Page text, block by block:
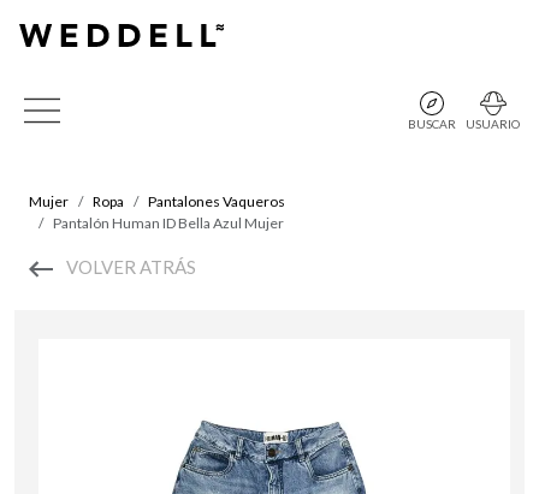
BUSCAR USUARIO
Mujer Ropa
Pantalones Vaqueros
Pantalón Human ID Bella Azul Mujer
VOLVER ATRÁS